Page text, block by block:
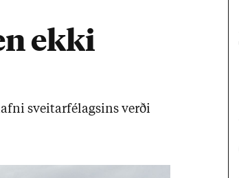
ekki
sveit­ar­fé­lags­ins verði